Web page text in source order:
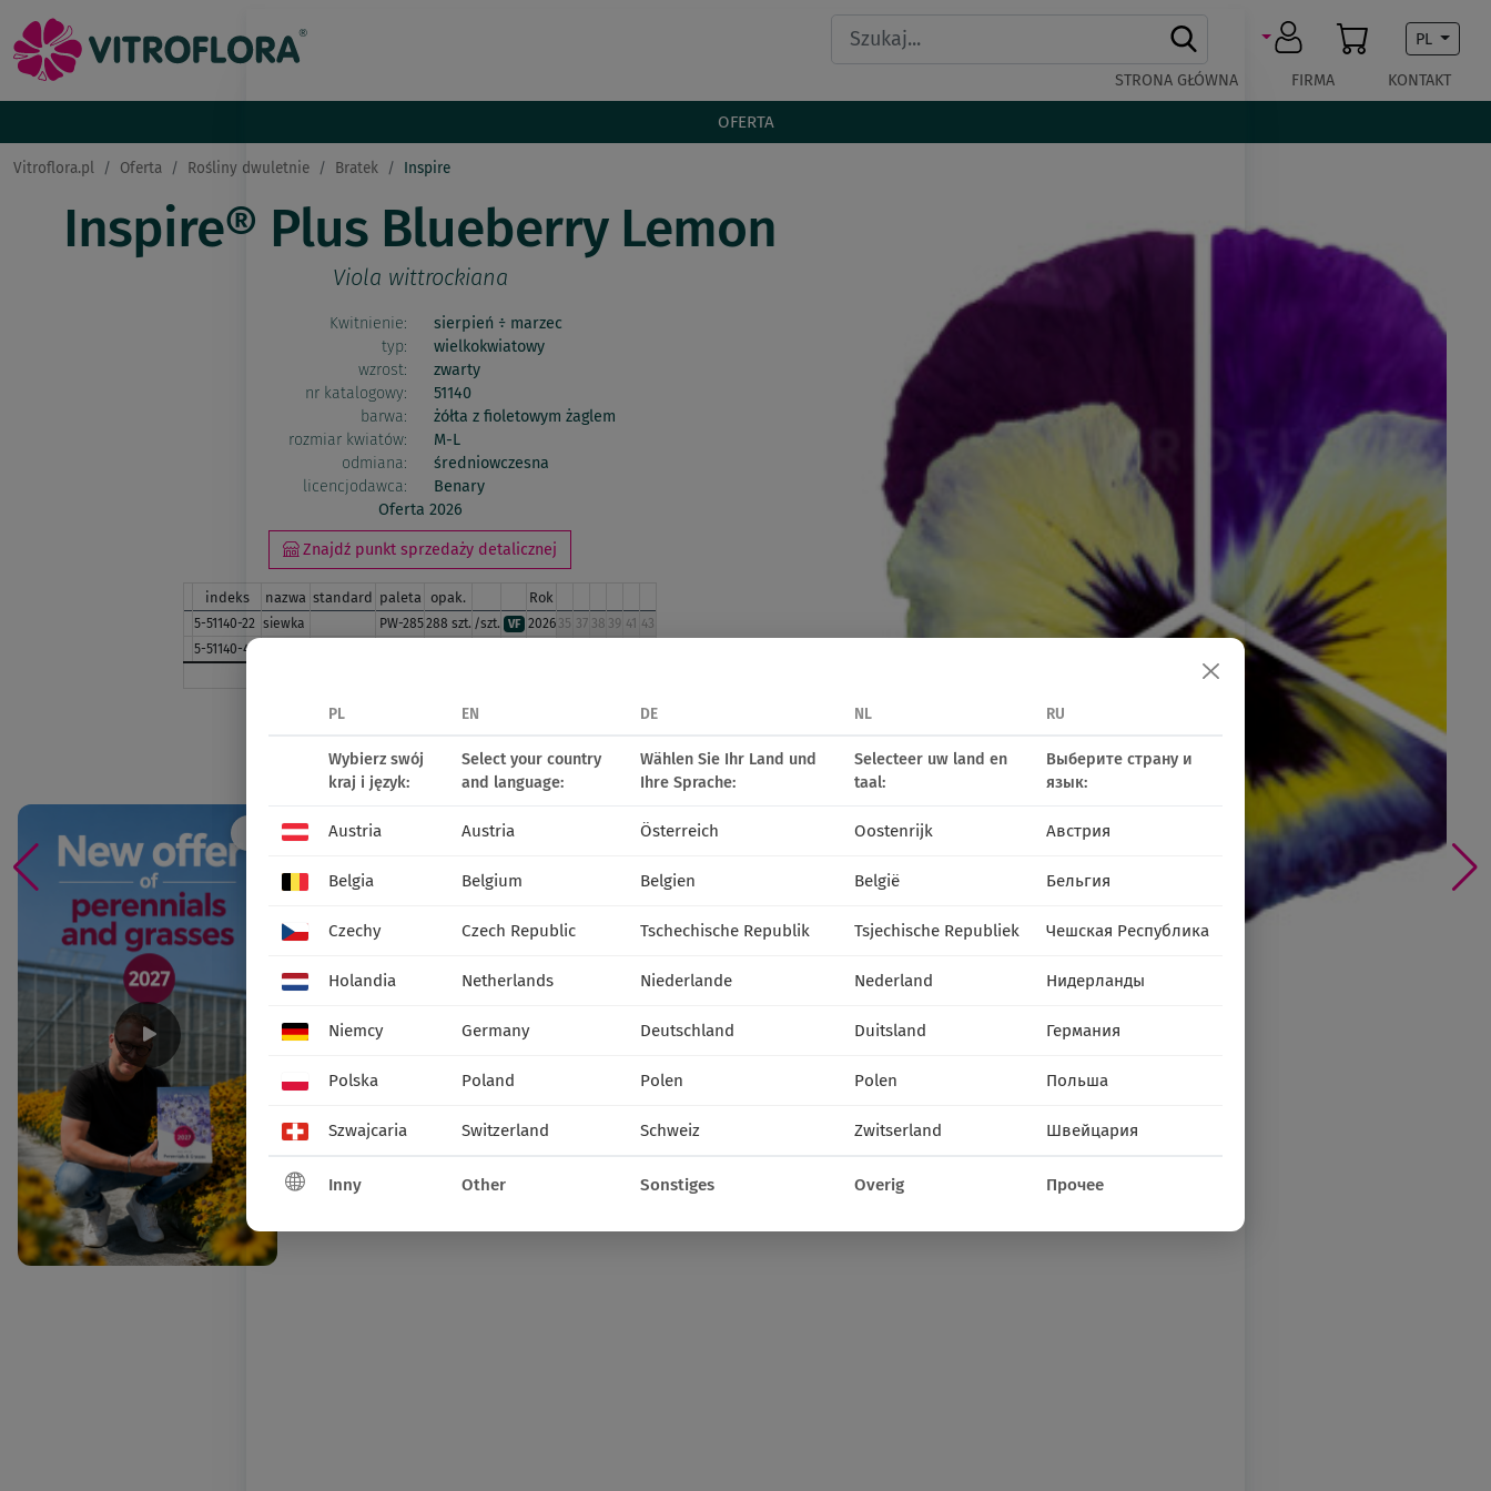
PL
STRONA GŁÓWNA FIRMA KONTAKT
OFERTA
Vitroflora.pl Oferta Rośliny dwuletnie Bratek Inspire
Inspire® Plus Blueberry Lemon
Viola wittrockiana
Kwitnienie:
sierpień ÷ marzec
typ:
wielkokwiatowy
wzrost:
zwarty
nr katalogowy:
51140
barwa:
żółta z fioletowym żaglem
rozmiar kwiatów:
M-L
odmiana:
średniowczesna
licencjodawca:
Benary
Oferta 2026
Znajdź punkt sprzedaży detalicznej
indeks nazwa standard paleta opak. Rok
5-51140-22 siewka PW-285288 szt. /szt. VF 2026 35 37 38 39 41 43
5-51140-42
udostępnij:
Social media
PL EN DE NL RU
Wybierz swój
kraj i język:
Select your country
and language:
Wählen Sie Ihr Land und
Ihre Sprache:
Selecteer uw land en
taal:
Выберите страну и
язык:
Austria Austria Österreich Oostenrijk Австрия
Belgia Belgium Belgien België Бельгия
Czechy Czech Republic Tschechische Republik Tsjechische Republiek Чешская Республика
Holandia Netherlands Niederlande Nederland Нидерланды
Niemcy Germany Deutschland Duitsland Германия
Polska Poland Polen Polen Польша
Szwajcaria Switzerland Schweiz Zwitserland Швейцария
Inny Other Sonstiges Overig Прочее